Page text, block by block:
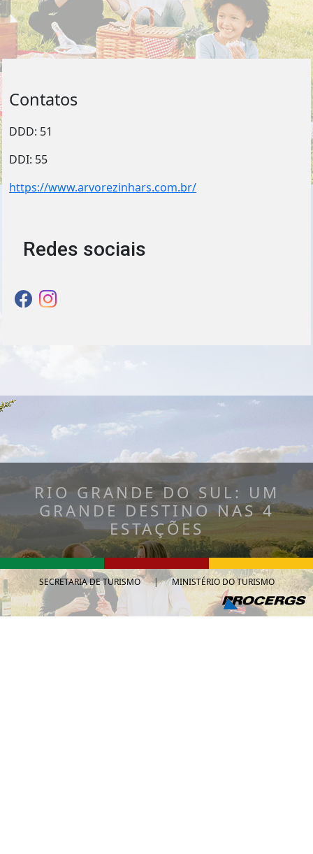
Contatos
DDD: 51
DDI: 55
https://www.arvorezinhars.com.br/
Redes sociais
RIO GRANDE DO SUL: UM
GRANDE DESTINO NAS 4
ESTAÇÕES
SECRETARIA DE TURISMO | MINISTÉRIO DO TURISMO